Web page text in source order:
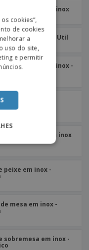
sobremesa em inox
servir em inox - Util
sobremesa em inox -
peixe em inox -
de sobremesa em inox
peixe em inox -
mesa em inox -
sobremesa em inox -
SPANISH
cookies”,
de cookies
a
uso do site,
e permitir